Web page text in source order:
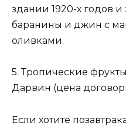
здании 1920-х годов и
баранины и джин с
оливками.
5. Тропические
Дарвин (цена
Если хотите